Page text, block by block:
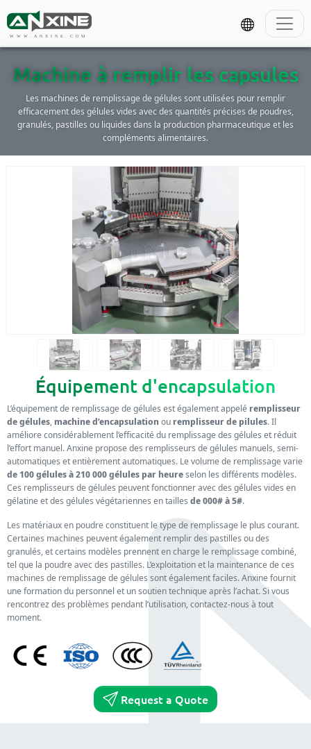
WWW.ANXINE.COM
Machine à remplir les capsules
Les machines de remplissage de gélules sont utilisées pour remplir
efficacement des gélules vides avec des quantités précises de poudres,
granulés, pastilles ou liquides dans la production pharmaceutique et les
compléments alimentaires.
Équipement d'encapsulation
L’équipement de remplissage de gélules est également appelé remplisseur
de gélules, machine d’encapsulation ou remplisseur de pilules. Il
améliore considérablement l’efficacité du remplissage des gélules et réduit
l’effort manuel. Anxine propose des remplisseurs de gélules manuels, semi-
automatiques et entièrement automatiques. Le volume de remplissage varie
de 100 gélules à 210 000 gélules par heureselon les différents modèles.
Ces remplisseurs de gélules peuvent fonctionner avec des gélules vides en
gélatine et des gélules végétariennes en tailles de 000# à 5#.
Les matériaux en poudre constituent le type de remplissage le plus courant.
Certaines machines peuvent également remplir des pastilles ou des
granulés, et certains modèles prennent en charge le remplissage combiné,
tel que la poudre avec des pastilles. L’exploitation et la maintenance de ces
machines de remplissage de gélules sont également faciles. Anxine fournit
une formation du personnel et un soutien technique après l’achat. Si vous
rencontrez des problèmes pendant l’utilisation, contactez-nous à tout
moment.
Request a Quote